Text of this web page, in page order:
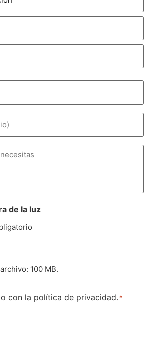
de la luz
100 MB.
con la política de privacidad. *